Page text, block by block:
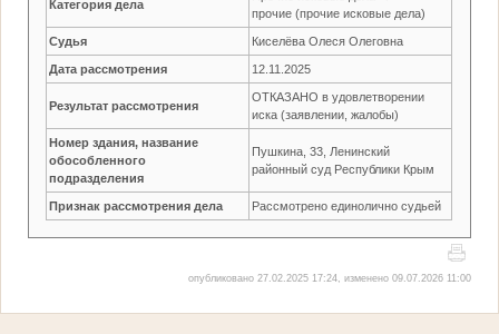
Категория дела
прочие (прочие исковые дела)
Судья Киселёва Олеся Олеговна
Дата рассмотрения 12.11.2025
Результат рассмотрения
ОТКАЗАНО в удовлетворении
иска (заявлении, жалобы)
Номер здания, название
обособленного
подразделения
Пушкина, 33, Ленинский
районный суд Республики Крым
Признак рассмотрения дела Рассмотрено единолично судьей
опубликовано 27.02.2025 17:24, изменено 09.07.2026 11:00